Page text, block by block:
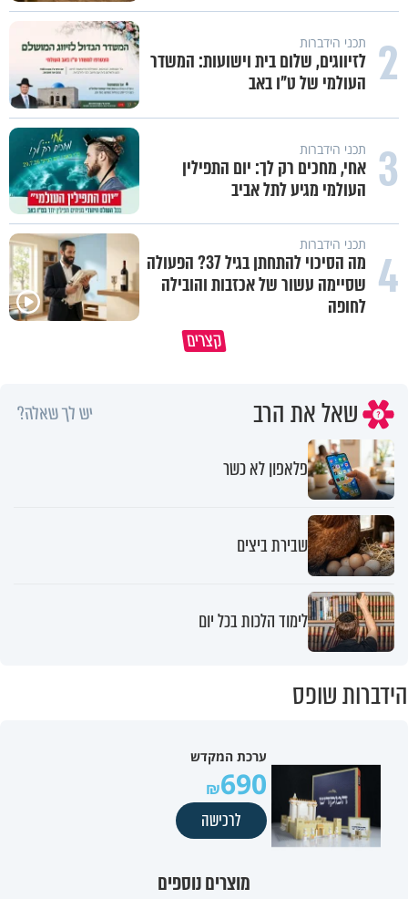
2 תכני הידברות
לזיווגים, שלום בית וישועות: המשדר
העולמי של ט"ו באב
3 תכני הידברות
אחי, מחכים רק לך: יום התפילין
העולמי מגיע לתל אביב
4 תכני הידברות
מה הסיכוי להתחתן בגיל 37? הפעולה
שסיימה עשור של אכזבות והובילה
לחופה
קצריםתשתמש באהבה של השם לטובתך
פותחים פתח קטן - ומקבלים
שאל את הרב יש לך שאלה?
פלאפון לא כשר
שבירת ביצים
לימוד הלכות בכל יום
הידברות שופס
ערכת המקדש
690
לרכישה
מוצרים נוספים